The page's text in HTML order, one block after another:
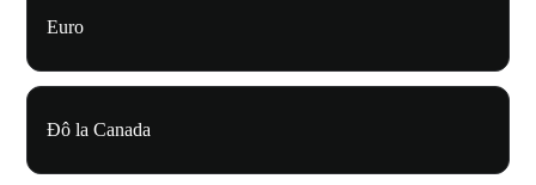
Euro
Đô la Canada